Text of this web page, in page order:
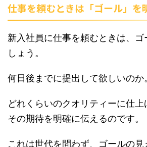
仕事を頼むときは「ゴール」を
新入社員に仕事を頼むときは、ゴ
しょう。
何日後までに提出して欲しいのか
どれくらいのクオリティーに仕上
その期待を明確に伝えるのです。
これは世代を問わず、ゴールの